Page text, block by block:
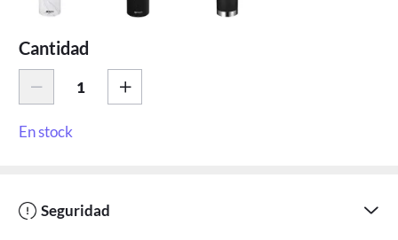
Cantidad
En stock
Seguridad